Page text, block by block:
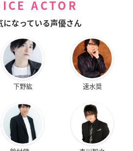
ACTOR
になっている声優さん
下野紘 速水奨